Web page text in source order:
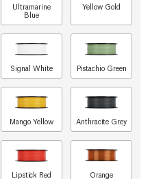
Ultramarine
Blue
Yellow Gold
Signal White Pistachio Green
Mango Yellow Anthracite Grey
Lipstick Red
Orange